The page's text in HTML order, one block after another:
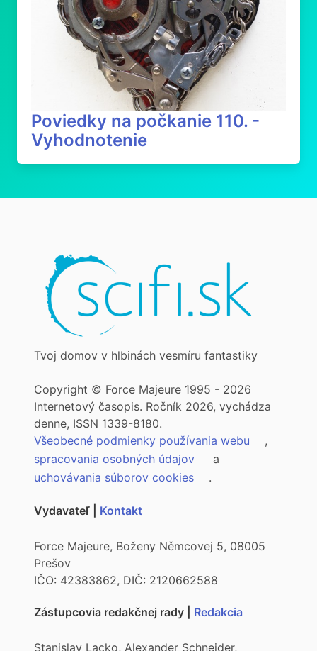
Poviedky na počkanie 110. -
Vyhodnotenie
Tvoj domov v hlbinách vesmíru fantastiky
Copyright © Force Majeure 1995 - 2026
Internetový časopis. Ročník 2026, vychádza
denne, ISSN 1339-8180.
Všeobecné podmienky používania webu
,
spracovania osobných údajov
a
uchovávania súborov cookies
.
Vydavateľ | Kontakt
Force Majeure, Boženy Němcovej 5, 08005
Prešov
IČO: 42383862, DIČ: 2120662588
Zástupcovia redakčnej rady | Redakcia
Stanislav Lacko, Alexander Schneider,